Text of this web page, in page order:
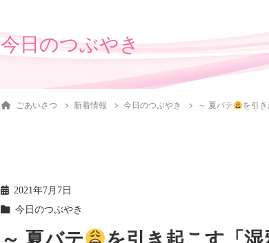
今日のつぶやき
ごあいさつ 新着情報 今日のつぶやき ～ 夏バテ を引き
2021年7月7日
今日のつぶやき